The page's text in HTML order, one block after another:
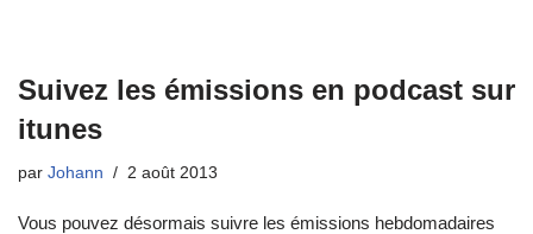
Suivez les émissions en podcast sur
itunes
par Johann 2 août 2013
Vous pouvez désormais suivre les émissions hebdomadaires